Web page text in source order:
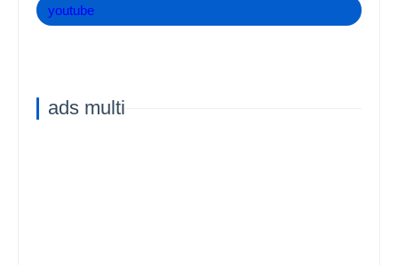
youtube
ads multi